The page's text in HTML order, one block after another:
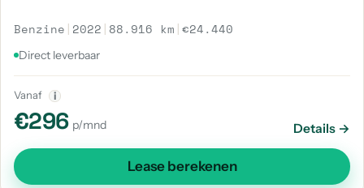
Benzine | 2022 | 88.916 km |€24.440
Direct leverbaar
Vanaf i
€296 p/mnd Details →
Lease berekenen